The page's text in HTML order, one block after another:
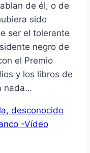
de él, o de
sido
ser el tolerante
negro de
el Premio
y los libros de
nada…
desconocido
-Vídeo